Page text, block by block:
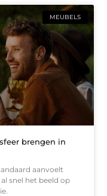
MEUBELS
brengen in
aanvoelt
snel het beeld op